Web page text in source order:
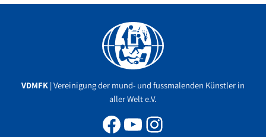
VDMFK | Vereinigung der mund- und fussmalenden Künstler in
aller Welt e.V.
Facebook
YouTube
Instagram